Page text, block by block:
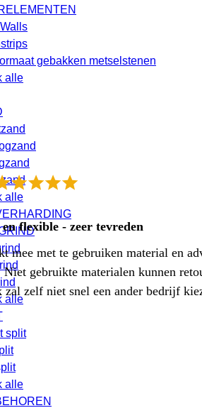
gebakken metselstenen
alle
alle
alle
split
alle
flexible - zeer tevreden
mee met te gebruiken material en
gebruikte materialen kunnen
zal zelf niet snel een ander bedrijf